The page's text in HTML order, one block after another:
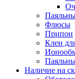
Флюсы
Припои
Клеи
Наличие на